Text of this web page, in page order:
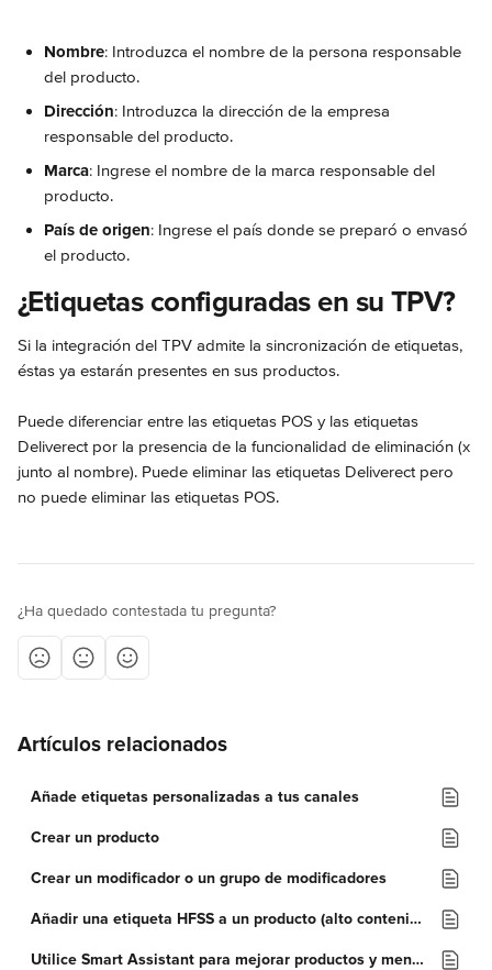
Nombre: Introduzca el nombre de la persona responsable
del producto.
Dirección: Introduzca la dirección de la empresa
responsable del producto.
Marca: Ingrese el nombre de la marca responsable del
producto.
País de origen: Ingrese el país donde se preparó o envasó
el producto.
¿Etiquetas configuradas en su TPV?
Si la integración del TPV admite la sincronización de etiquetas,
éstas ya estarán presentes en sus productos.
Puede diferenciar entre las etiquetas POS y las etiquetas
Deliverect por la presencia de la funcionalidad de eliminación (x
junto al nombre). Puede eliminar las etiquetas Deliverect pero
no puede eliminar las etiquetas POS.
¿Ha quedado contestada tu pregunta?
Artículos relacionados
Añade etiquetas personalizadas a tus canales
Crear un producto
Crear un modificador o un grupo de modificadores
Añadir una etiqueta HFSS a un producto (alto contenido en grasa, sal o azúcar)
Utilice Smart Assistant para mejorar productos y menús